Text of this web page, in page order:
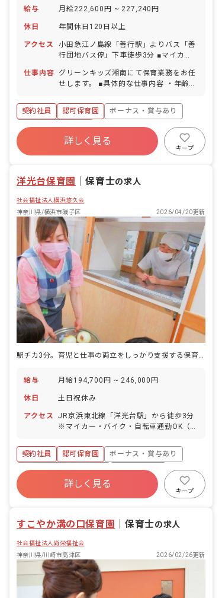
給与 月給222,600円 ~ 227,240円
休日 年間休日120日以上
アクセス
小田急江ノ島線「善行駅」よりバス「善
行団地バス停」下車徒歩3分 ■マイカ
場・駐輪場完備）
仕事内容
グリーンキッズ湘南にて保育業務をお任
せします。 ■具体的な仕事内容 ・年齢や
験を通した総合的な関わりの中で、成長
の援助を行います。 ※入職後は先輩職員
がついて、OJT にて指導いたします。
※得意・不得意も考慮し、助け合いなが
マにした園舎が特徴的です。「心も身体
に力を入れています。法人所有の田んぼ
では、田植えから稲刈り、脱穀に餅つき
までを行い、畑では四季折々の作物を育
て調理を行うなど、食育にも力を入れる
のと同時に、生き物と触れ合う事も大切
にしています。 園舎は森や田んぼに囲ま
れ、近くにはホタルの生息地やたくさん
の公園があり、豊かな自然が広がってい
ます。未知の楽しさや発見、驚きがいっ
ぱいです。また、木のぬくもり溢れるア
スレチックフィールド「森の園庭」があ
り、子どもたちの秘密基地として大人気
です。
契約社員 認可保育園
ボーナス・賞与あり
年間休日120日以上
寮・住宅・家賃補助あり
社会保険完備
昇給昇進あり
詳しく見る
キープ
洋光台保育園 ｜保育士の求人
社会福祉法人横浜悠久会
神奈川県/横浜市磯子区
2026/04/20更新
駅チカ3分。育児と仕事の両立をしっかり支援する保育園環境
給与 月給194,700円 ~ 246,000円
休日 土日祝休み
アクセス
JR京浜東北線「洋光台駅」から徒歩3分
※マイカー・バイク・自転車通勤OK（駐
駅近でアクセスも良く、スーパーや商店
街があるため便利です。また、園の周辺
は閑静な住宅地でお散歩もたくさんして
います！
契約社員 認可保育園
ボーナス・賞与あり
寮・住宅・家賃補助あり
社会保険完備
有給
福利厚生充実
詳しく見る
キープ
すこやか溝の口保育園 ｜保育士の求人
社会福祉法人尚栄福祉会
神奈川県/川崎市高津区
2026/02/26更新